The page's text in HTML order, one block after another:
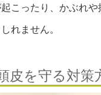
こったり、かぶれや
れません。
皮を守る対策